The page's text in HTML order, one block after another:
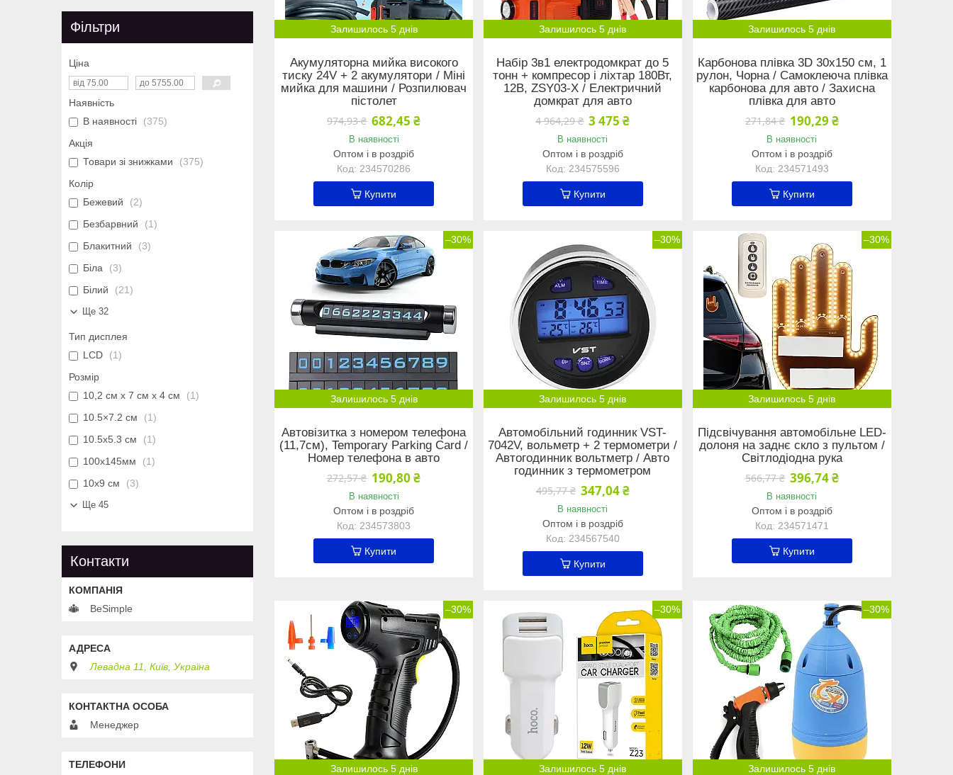
Залишилось 5 днів
Акумуляторна мийка високого
тиску 24V + 2 акумулятори / Міні
мийка для машини / Розпилювач
пістолет
974,93 ₴ 682,45 ₴
В наявності
Оптом і в роздріб
234570286
Купити
Залишилось 5 днів
Набір 3в1 електродомкрат до 5
тонн + компресор і ліхтар 180Вт,
12В, ZSY03-X / Електричний
домкрат для авто
4 964,29 ₴ 3 475 ₴
В наявності
Оптом і в роздріб
234575596
Купити
Залишилось 5 днів
Карбонова плівка 3D 30х150 см, 1
рулон, Чорна / Самоклеюча плівка
карбонова для авто / Захисна
плівка для авто
271,84 ₴ 190,29 ₴
В наявності
Оптом і в роздріб
234571493
Купити
–30%
Залишилось 5 днів
Автовізитка з номером телефона
(11,7см), Temporary Parking Card /
Номер телефона в авто
272,57 ₴ 190,80 ₴
В наявності
Оптом і в роздріб
234573803
Купити
–30%
Залишилось 5 днів
Автомобільний годинник VST-
7042V, вольметр + 2 термометри /
Автогодинник вольтметр / Авто
годинник з термометром
495,77 ₴ 347,04 ₴
В наявності
Оптом і в роздріб
234567540
Купити
–30%
Залишилось 5 днів
Підсвічування автомобільне LED-
долоня на заднє скло з пультом /
Світлодіодна рука
566,77 ₴ 396,74 ₴
В наявності
Оптом і в роздріб
234571471
Купити
–30%
Залишилось 5 днів
–30%
Залишилось 5 днів
–30%
Залишилось 5 днів
Фільтри
Ціна
Наявність
В наявності
375
Акція
Товари зі знижками
375
Колір
Бежевий
2
Безбарвний
1
Блакитний
3
Біла
3
Білий
21
Ще 32
Тип дисплея
LCD
1
Розмір
10,2 см x 7 см x 4 см
1
10.5×7.2 см
1
10.5х5.3 см
1
100х145мм
1
10х9 см
3
Ще 45
Контакти
BeSimple
Левадна 11, Київ, Україна
Менеджер